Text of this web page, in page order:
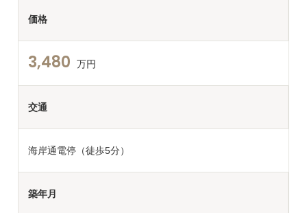
価格
3,480 万円
交通
海岸通電停（徒歩5分）
築年月